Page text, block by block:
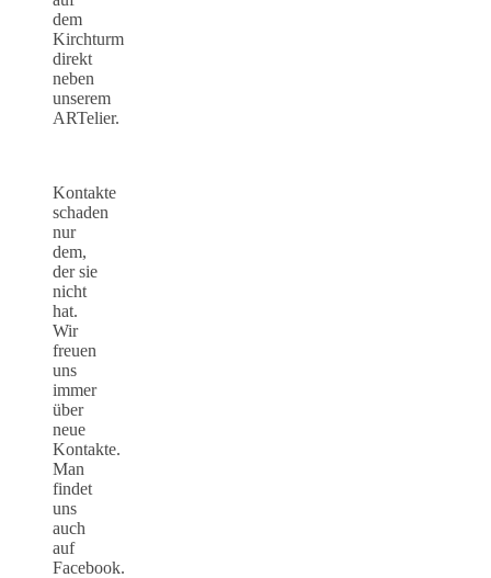
dem
Kirchturm
direkt
neben
unserem
ARTelier.
Kontakte
schaden
nur
dem,
der sie
nicht
hat.
Wir
freuen
uns
immer
über
neue
Kontakte.
Man
findet
uns
auch
auf
Facebook.